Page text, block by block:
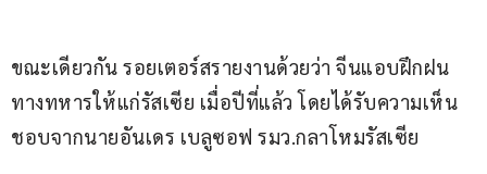
ขณะเดียวกัน รอยเตอร์สรายงานด้วยว่า จีนแอบฝึกฝน
ทางทหารให้แก่รัสเซีย เมื่อปีที่แล้ว โดยได้รับความเห็น
ชอบจากนายอันเดร เบลูซอฟ รมว.กลาโหมรัสเซีย